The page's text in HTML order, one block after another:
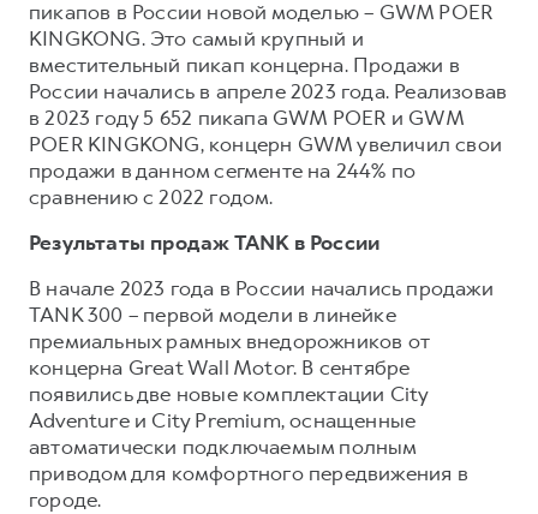
пикапов в России новой моделью – GWM POER
KINGKONG. Это самый крупный и
вместительный пикап концерна. Продажи в
России начались в апреле 2023 года. Реализовав
в 2023 году 5 652 пикапа GWM POER и GWM
POER KINGKONG, концерн GWM увеличил свои
продажи в данном сегменте на 244% по
сравнению с 2022 годом.
Результаты продаж TANK в России
В начале 2023 года в России начались продажи
TANK 300 – первой модели в линейке
премиальных рамных внедорожников от
концерна Great Wall Motor. В сентябре
появились две новые комплектации City
Adventure и City Premium, оснащенные
автоматически подключаемым полным
приводом для комфортного передвижения в
городе.